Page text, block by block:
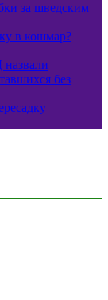
за шведским
в кошмар?
без